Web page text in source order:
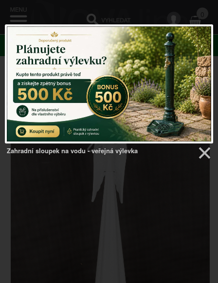
0
KATEGORIE
Venkovský domov ->Vánoční dekorace->Vánoční
dekorace kovový anděl s flétnou 49cm
Zahradní sloupek na vodu - veřejná výlevka